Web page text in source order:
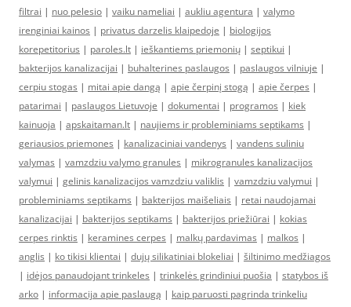
filtrai | nuo pelesio | vaiku nameliai | aukliu agentura | valymo
irenginiai kainos | privatus darzelis klaipedoje | biologijos
korepetitorius | paroles.lt | ieškantiems priemonių | septikui |
bakterijos kanalizacijai | buhalterines paslaugos | paslaugos vilniuje |
cerpiu stogas | mitai apie dangą | apie čerpinį stogą | apie čerpes |
patarimai | paslaugos Lietuvoje | dokumentai | programos | kiek
kainuoja | apskaitaman.lt | naujiems ir probleminiams septikams |
geriausios priemones | kanalizaciniai vandenys | vandens suliniu
valymas | vamzdziu valymo granules | mikrogranules kanalizacijos
valymui | gelinis kanalizacijos vamzdziu valiklis | vamzdziu valymui |
probleminiams septikams | bakterijos maišeliais | retai naudojamai
kanalizacijai | bakterijos septikams | bakterijos priežiūrai | kokias
cerpes rinktis | keramines cerpes | malkų pardavimas | malkos |
anglis | ko tikisi klientai | dujų silikatiniai blokeliai | šiltinimo medžiagos
| idėjos panaudojant trinkeles | trinkelės grindiniui puošia | statybos iš
arko | informacija apie paslaugą | kaip paruosti pagrinda trinkeliu